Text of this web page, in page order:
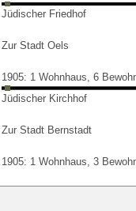
Jüdischer Friedhof
Zur Stadt Oels
1905: 1 Wohnhaus, 6
Jüdischer Kirchhof
Zur Stadt Bernstadt
1905: 1 Wohnhaus, 3